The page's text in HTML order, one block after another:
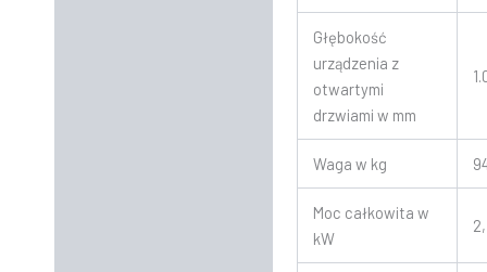
Głębokość
urządzenia z
otwartymi
drzwiami w mm
Waga w kg
Moc całkowita w
kW